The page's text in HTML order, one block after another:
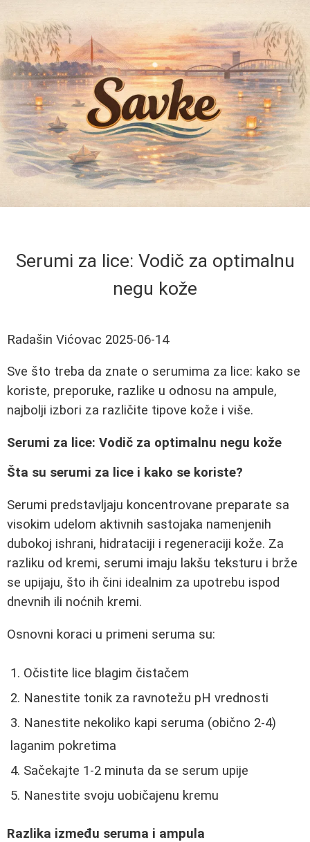
Serumi za lice: Vodič za optimalnu
negu kože
Radašin Vićovac 2025-06-14
Sve što treba da znate o serumima za lice: kako se
koriste, preporuke, razlike u odnosu na ampule,
najbolji izbori za različite tipove kože i više.
Serumi za lice: Vodič za optimalnu negu kože
Šta su serumi za lice i kako se koriste?
Serumi predstavljaju koncentrovane preparate sa
visokim udelom aktivnih sastojaka namenjenih
dubokoj ishrani, hidrataciji i regeneraciji kože. Za
razliku od kremi, serumi imaju lakšu teksturu i brže
se upijaju, što ih čini idealnim za upotrebu ispod
dnevnih ili noćnih kremi.
Osnovni koraci u primeni seruma su:
Očistite lice blagim čistačem
Nanestite tonik za ravnotežu pH vrednosti
Nanestite nekoliko kapi seruma (obično 2-4)
laganim pokretima
Sačekajte 1-2 minuta da se serum upije
Nanestite svoju uobičajenu kremu
Razlika između seruma i ampula